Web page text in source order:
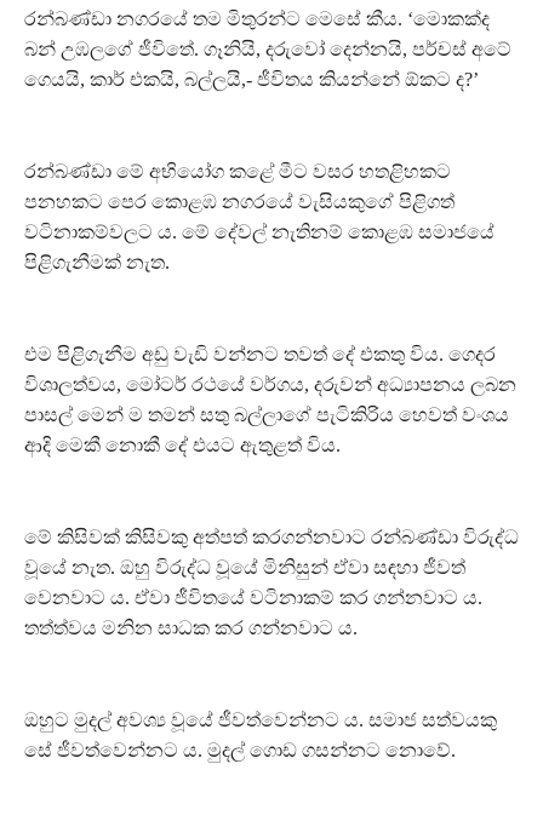
රන්බණ්ඩා නගරයේ තම මිතුරන්ට මෙසේ කීය. ‘මොකක්ද
බන් උඹලගේ ජීවිතේ. ගෑනියි, දරුවෝ දෙන්නයි, පර්චස් අටේ
ගෙයයි, කාර් එකයි, බල්ලයි,- ජීවිතය කියන්නේ ඕකට ද?’
රන්බණ්ඩා මේ අභියෝග කළේ මීට වසර හතළිහකට
පනහකට පෙර කොළඹ නගරයේ වැසියකුගේ පිළිගත්
වටිනාකම්වලට ය. මේ දේවල් නැතිනම් කොළඹ සමාජයේ
පිළිගැනීමක් නැත.
එම පිළිගැනීම අඩු වැඩි වන්නට තවත් දේ එකතු විය. ගෙදර
විශාලත්වය, මෝටර් රථයේ වර්ගය, දරුවන් අධ්‍යාපනය ලබන
පාසල් මෙන් ම තමන් සතු බල්ලාගේ පැටිකිරිය හෙවත් වංශය
ආදි මෙකී නොකී දේ එයට ඇතුළත් විය.
මේ කිසිවක් කිසිවකු අත්පත් කරගන්නවාට රන්බණ්ඩා විරුද්ධ
වූයේ නැත. ඔහු විරුද්ධ වූයේ මිනිසුන් ඒවා සඳහා ජීවත්
වෙනවාට ය. ඒවා ජීවිතයේ වටිනාකම් කර ගන්නවාට ය.
තත්ත්වය මනින සාධක කර ගන්නවාට ය.
ඔහුට මුදල් අවශ්‍ය වූයේ ජීවත්වෙන්නට ය. සමාජ සත්වයකු
සේ ජීවත්වෙන්නට ය. මුදල් ගොඩ ගසන්නට නොවේ.